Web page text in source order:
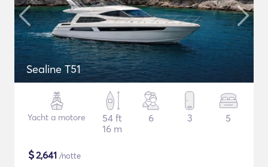
Sealine T51
Yacht a motore
54 ft
16 m
6 3 5
$2,641 /notte